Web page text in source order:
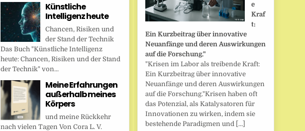
Künstliche
Intelligenz heute
Chancen, Risiken und
der Stand der Technik
Das Buch "Künstliche Intelligenz
heute: Chancen, Risiken und der Stand
der Technik" von...
Meine Erfahrungen
außerhalb meines
Körpers
und meine Rückkehr
nach vielen Tagen Von Cora L. V.
e
Kraf
t:
Ein Kurzbeitrag über innovative
Neuanfänge und deren Auswirkungen
auf die Forschung."
"Krisen im Labor als treibende Kraft:
Ein Kurzbeitrag über innovative
Neuanfänge und deren Auswirkungen
auf die Forschung."Krisen haben oft
das Potenzial, als Katalysatoren für
Innovationen zu wirken, indem sie
bestehende Paradigmen und […]